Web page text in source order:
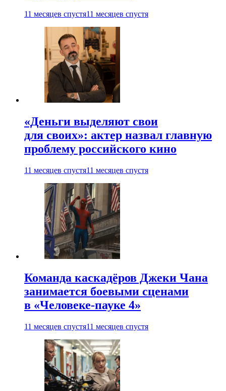
11 месяцев спустя11 месяцев спустя
«Деньги выделяют свои
для своих»: актер назвал главную
проблему российского кино
11 месяцев спустя11 месяцев спустя
Команда каскадёров Джеки Чана
занимается боевыми сценами
в «Человеке-пауке 4»
11 месяцев спустя11 месяцев спустя